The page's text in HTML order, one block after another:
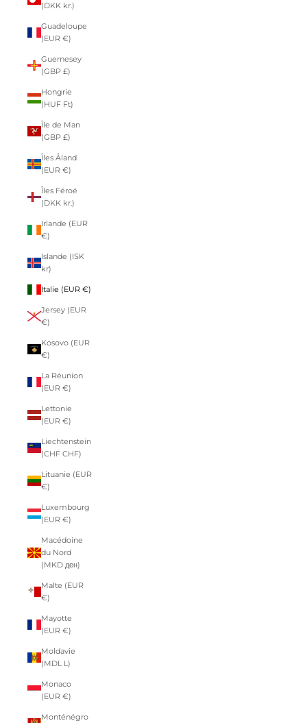
(DKK kr.)
Guadeloupe
(EUR €)
Guernesey
(GBP £)
Hongrie
(HUF Ft)
Île de Man
(GBP £)
Îles Åland
(EUR €)
Îles Féroé
(DKK kr.)
Irlande (EUR
€)
Islande (ISK
kr)
Italie (EUR €)
Jersey (EUR
€)
Kosovo (EUR
€)
La Réunion
(EUR €)
Lettonie
(EUR €)
Liechtenstein
(CHF CHF)
Lituanie (EUR
€)
Luxembourg
(EUR €)
Macédoine
du Nord
(MKD ден)
Malte (EUR
€)
Mayotte
(EUR €)
Moldavie
(MDL L)
Monaco
(EUR €)
Monténégro